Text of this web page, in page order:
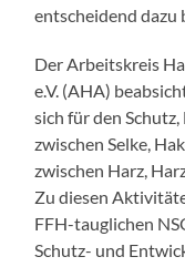
entscheidend dazu
Der Arbeitskreis
e.V. (AHA)
sich für den
zwischen Selke,
zwischen Harz,
Zu diesen
FFH-tauglichen
Schutz- und